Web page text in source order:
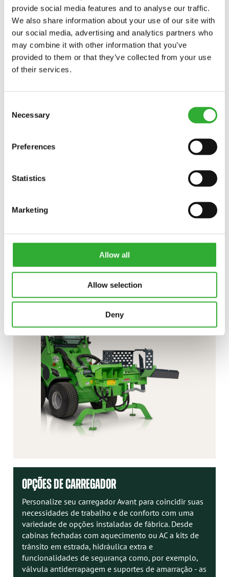
provide social media features and to analyse our traffic.
We also share information about your use of our site with
our social media, advertising and analytics partners who
may combine it with other information that you’ve
provided to them or that they’ve collected from your use
of their services.
Selection
Necessary
Preferences
Statistics
Marketing
Allow all
Allow selection
Deny
CONTATAR
INTERESSE EM ACESSÓRIOS?
CONTATAR DEMO DRIVE
OPÇÕES DE CARREGADOR
Personalize seu carregador Avant para coincidir suas
necessidades de trabalho e de conforto com uma
variedade de opções instaladas de fábrica. Desde
cabinas fechadas com aquecimento ou AC a kits de
trânsito em estrada, hidráulica extra e
funcionalidades de segurança como, por exemplo,
válvula antiderrapagem e suportes de amarração - as